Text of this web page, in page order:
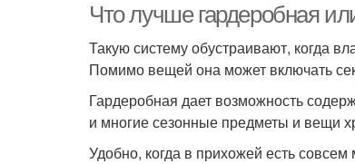
Что лучше гардеробная
Такую систему обустраивают, когда
Помимо вещей она может включать
Гардеробная дает возможность
и многие сезонные предметы и вещи
Удобно, когда в прихожей есть совсем